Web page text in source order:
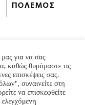
ΠΟΛΕΜΟΣ
για να σας
καθώς θυμόμαστε τις
επισκέψεις σας.
συναινείτε στη
να επισκεφθείτε